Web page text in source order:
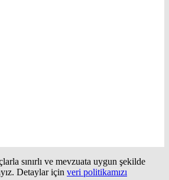
sınırlı ve mevzuata uygun şekilde
Detaylar için veri politikamızı